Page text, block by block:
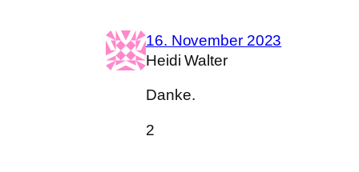
16. November 2023
Heidi Walter
Danke.
2